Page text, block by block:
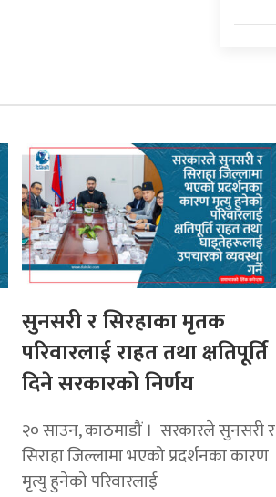
सुनसरी र सिरहाका मृतक
परिवारलाई राहत तथा क्षतिपूर्ति
दिने सरकारको निर्णय
२० साउन, काठमाडौं । सरकारले सुनसरी र
सिराहा जिल्लामा भएको प्रदर्शनका कारण
मृत्यु हुनेको परिवारलाई